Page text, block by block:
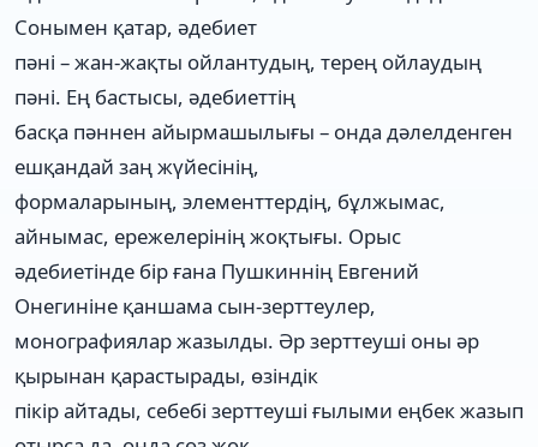
Сонымен қатар, әдебиет
пәні – жан-жақты ойлантудың, терең ойлаудың
пәні. Ең бастысы, әдебиеттің
басқа пәннен айырмашылығы – онда дәлелденген
ешқандай заң жүйесінің,
формаларының, элементтердің, бұлжымас,
айнымас, ережелерінің жоқтығы. Орыс
әдебиетінде бір ғана Пушкиннің Евгений
Онегиніне қаншама сын-зерттеулер,
монографиялар жазылды. Әр зерттеуші оны әр
қырынан қарастырады, өзіндік
пікір айтады, себебі зерттеуші ғылыми еңбек жазып